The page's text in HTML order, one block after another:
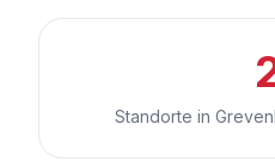
Standorte in